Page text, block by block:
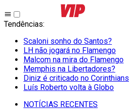
Tendências:
Scaloni sonho do Santos?
LH não jogará no Flamengo
Malcom na mira do Flamengo
Memphis na Libertadores?
Diniz é criticado no Corinthians
Luís Roberto volta à Globo
NOTÍCIAS RECENTES